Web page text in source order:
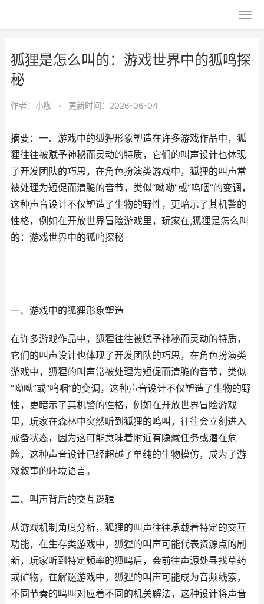
狐狸是怎么叫的：游戏世界中的狐鸣探
秘
作者： 小咖 • 更新时间：2026-06-04
摘要：一、游戏中的狐狸形象塑造在许多游戏作品中，狐
狸往往被赋予神秘而灵动的特质，它们的叫声设计也体现
了开发团队的巧思，在角色扮演类游戏中，狐狸的叫声常
被处理为短促而清脆的音节，类似“呦呦”或“呜咽”的变调，
这种声音设计不仅塑造了生物的野性，更暗示了其机警的
性格，例如在开放世界冒险游戏里，玩家在,狐狸是怎么叫
的：游戏世界中的狐鸣探秘
一、游戏中的狐狸形象塑造
在许多游戏作品中，狐狸往往被赋予神秘而灵动的特质，
它们的叫声设计也体现了开发团队的巧思，在角色扮演类
游戏中，狐狸的叫声常被处理为短促而清脆的音节，类似
“呦呦”或“呜咽”的变调，这种声音设计不仅塑造了生物的野
性，更暗示了其机警的性格，例如在开放世界冒险游戏
里，玩家在森林中突然听到狐狸的鸣叫，往往会立刻进入
戒备状态，因为这可能意味着附近有隐藏任务或潜在危
险，这种声音设计已经超越了单纯的生物模仿，成为了游
戏叙事的环境语言。
二、叫声背后的交互逻辑
从游戏机制角度分析，狐狸的叫声往往承载着特定的交互
功能，在生存类游戏中，狐狸的叫声可能代表资源点的刷
新，玩家听到特定频率的狐鸣后，会前往声源处寻找草药
或矿物，在解谜游戏中，狐狸的叫声可能成为音频线索，
不同节奏的鸣叫对应着不同的机关解法，这种设计将声音